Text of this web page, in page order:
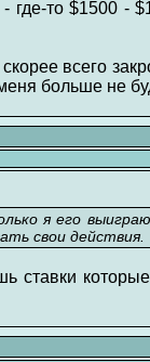
где-то $1500 -
всего
больше не
я его
свои действия.
ставки